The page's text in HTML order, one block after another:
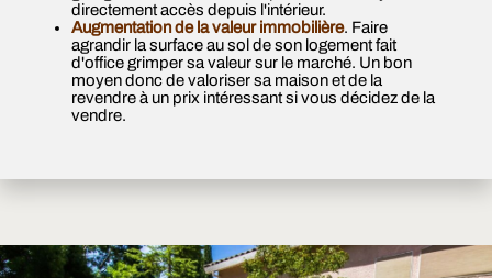
directement accès depuis l'intérieur.
Augmentation de la valeur immobilière. Faire
agrandir la surface au sol de son logement fait
d'office grimper sa valeur sur le marché. Un bon
moyen donc de valoriser sa maison et de la
revendre à un prix intéressant si vous décidez de la
vendre.